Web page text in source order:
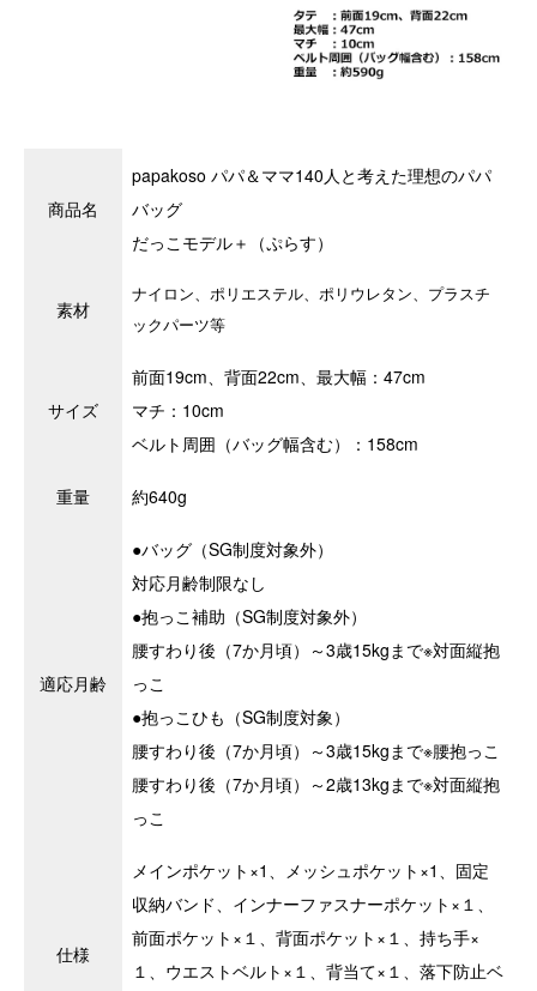
商品名
papakoso パパ＆ママ140人と考えた理想のパパ
バッグ
だっこモデル＋（ぷらす）
素材
ナイロン、ポリエステル、ポリウレタン、プラスチ
ックパーツ等
サイズ
前面19cm、背面22cm、最大幅：47cm
マチ：10cm
ベルト周囲（バッグ幅含む）：158cm
重量 約640g
適応月齢
●バッグ（SG制度対象外）
対応月齢制限なし
●抱っこ補助（SG制度対象外）
腰すわり後（7か月頃）～3歳15kgまで※対面縦抱
っこ
●抱っこひも（SG制度対象）
腰すわり後（7か月頃）～3歳15kgまで※腰抱っこ
腰すわり後（7か月頃）～2歳13kgまで※対面縦抱
っこ
仕様
メインポケット×1、メッシュポケット×1、固定
収納バンド、インナーファスナーポケット×１、
前面ポケット×１、背面ポケット×１、持ち手×
１、ウエストベルト×１、背当て×１、落下防止ベ